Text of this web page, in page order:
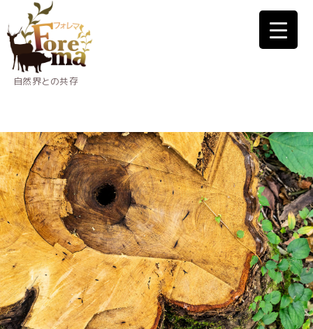
自然界との共存